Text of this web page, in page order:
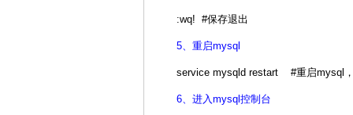
:wq! #保存退出
5、重启mysql
service mysqld restart #重启mysql
6、进入mysql控制台